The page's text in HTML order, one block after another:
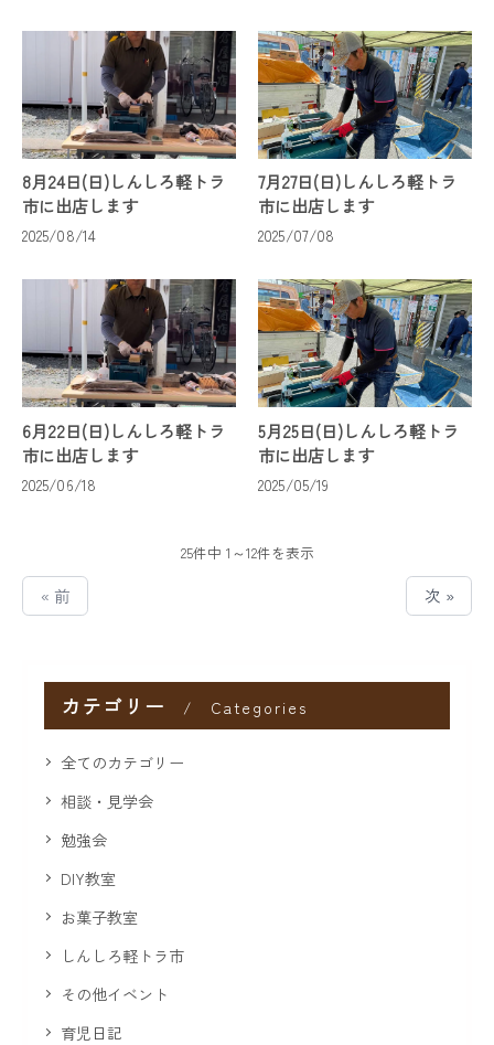
8月24日(日)しんしろ軽トラ
市に出店します
2025/08/14
7月27日(日)しんしろ軽トラ
市に出店します
2025/07/08
6月22日(日)しんしろ軽トラ
市に出店します
2025/06/18
5月25日(日)しんしろ軽トラ
市に出店します
2025/05/19
25件中 1～12件を表示
« 前 次 »
カテゴリー Categories
全てのカテゴリー
相談・見学会
勉強会
DIY教室
お菓子教室
しんしろ軽トラ市
その他イベント
育児日記